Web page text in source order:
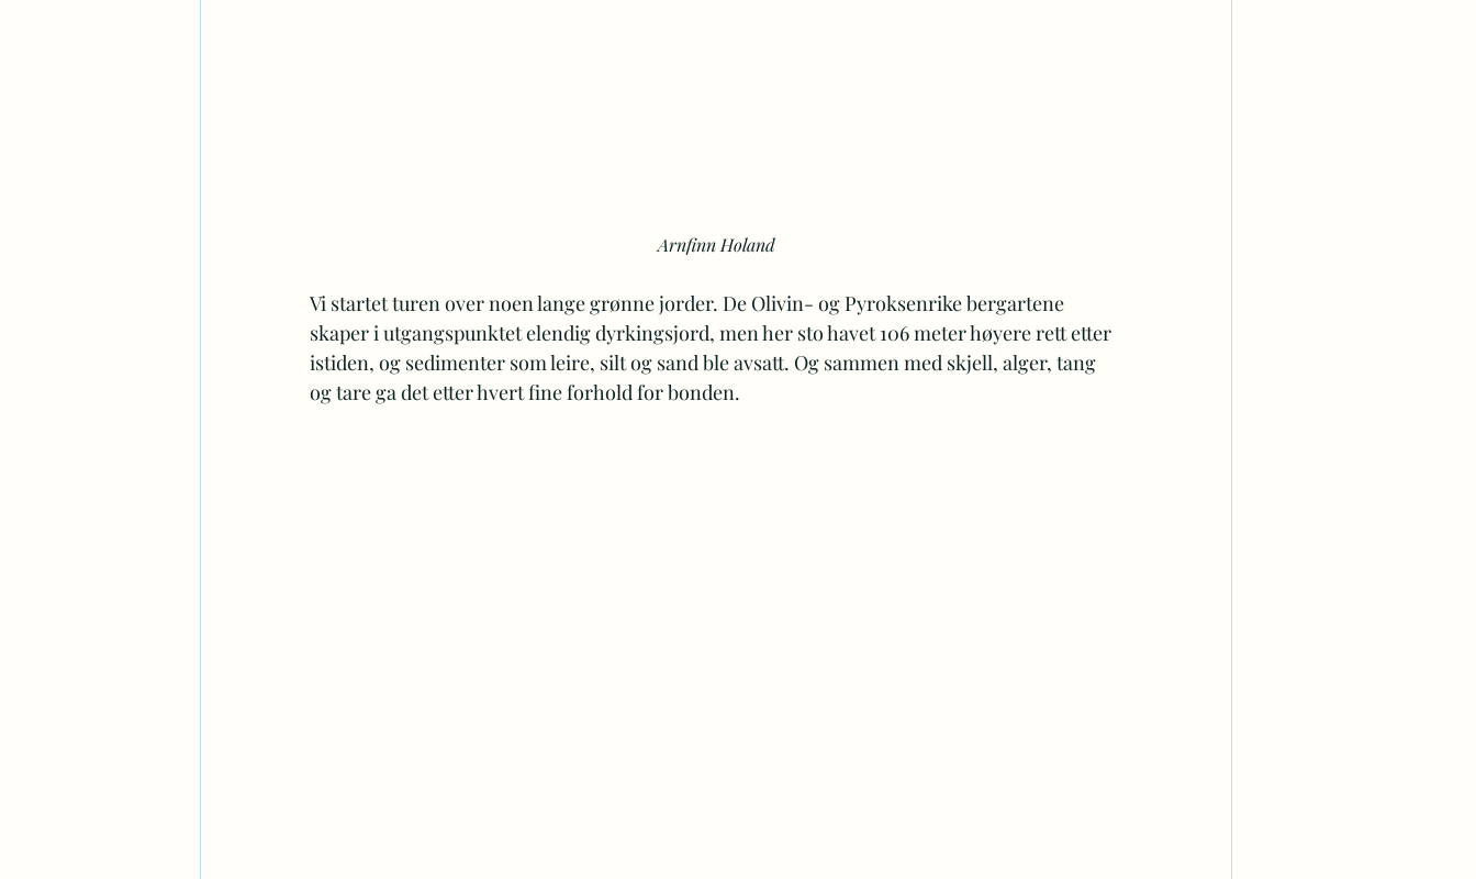
Arnfinn Holand
Vi startet turen over noen lange grønne jorder. De Olivin- og Pyroksenrike bergartene
skaper i utgangspunktet elendig dyrkingsjord, men her sto havet 106 meter høyere rett etter
istiden, og sedimenter som leire, silt og sand ble avsatt. Og sammen med skjell, alger, tang
og tare ga det etter hvert fine forhold for bonden.